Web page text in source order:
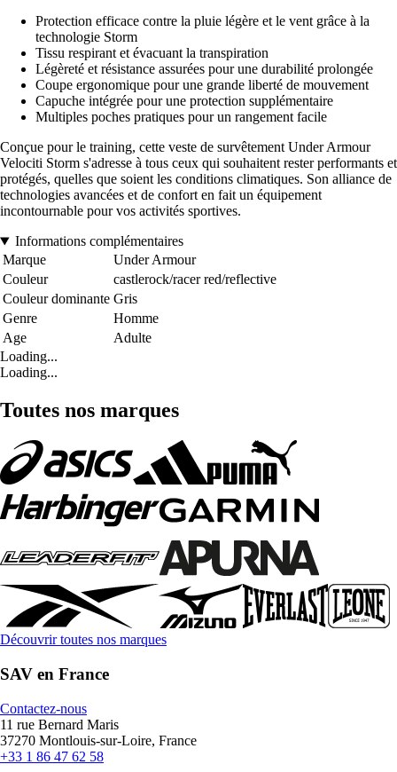
Protection efficace contre la pluie légère et le vent grâce à la
technologie Storm
Tissu respirant et évacuant la transpiration
Légèreté et résistance assurées pour une durabilité prolongée
Coupe ergonomique pour une grande liberté de mouvement
Capuche intégrée pour une protection supplémentaire
Multiples poches pratiques pour un rangement facile
Conçue pour le training, cette veste de survêtement Under Armour
Velociti Storm s'adresse à tous ceux qui souhaitent rester performants et
protégés, quelles que soient les conditions climatiques. Son alliance de
technologies avancées et de confort en fait un équipement
incontournable pour vos activités sportives.
Informations complémentaires
Marque
Under Armour
Couleur
castlerock/racer red/reflective
Couleur dominante Gris
Genre
Homme
Age
Adulte
Loading...
Loading...
Toutes nos marques
Découvrir toutes nos marques
SAV en France
Contactez-nous
11 rue Bernard Maris
37270 Montlouis-sur-Loire, France
+33 1 86 47 62 58